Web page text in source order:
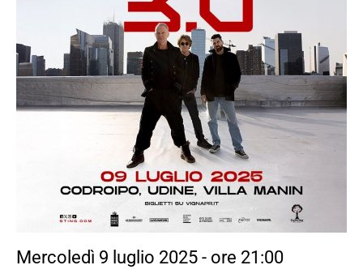
Mercoledì 9 luglio 2025 - ore 21:00